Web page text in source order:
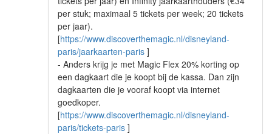
per stuk; maximaal 5 tickets per week; 20 tickets
per jaar).
[https://www.discoverthemagic.nl/disneyland-
paris/jaarkaarten-paris ]
- Anders krijg je met Magic Flex 20% korting op
een dagkaart die je koopt bij de kassa. Dan zijn
dagkaarten die je vooraf koopt via internet
goedkoper.
[https://www.discoverthemagic.nl/disneyland-
paris/tickets-paris ]